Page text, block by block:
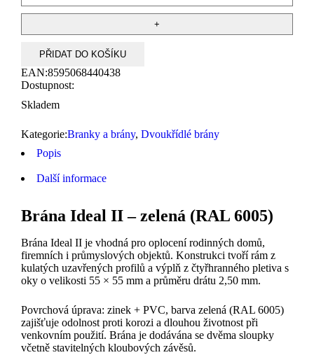
PŘIDAT DO KOŠÍKU
EAN:8595068440438
Dostupnost:
Skladem
Kategorie:Branky a brány, Dvoukřídlé brány
Popis
Další informace
Brána Ideal II – zelená (RAL 6005)
Brána Ideal II je vhodná pro oplocení rodinných domů,
firemních i průmyslových objektů. Konstrukci tvoří rám z
kulatých uzavřených profilů a výplň z čtyřhranného pletiva s
oky o velikosti 55 × 55 mm a průměru drátu 2,50 mm.
Povrchová úprava: zinek + PVC, barva zelená (RAL 6005)
zajišťuje odolnost proti korozi a dlouhou životnost při
venkovním použití. Brána je dodávána se dvěma sloupky
včetně stavitelných kloubových závěsů.